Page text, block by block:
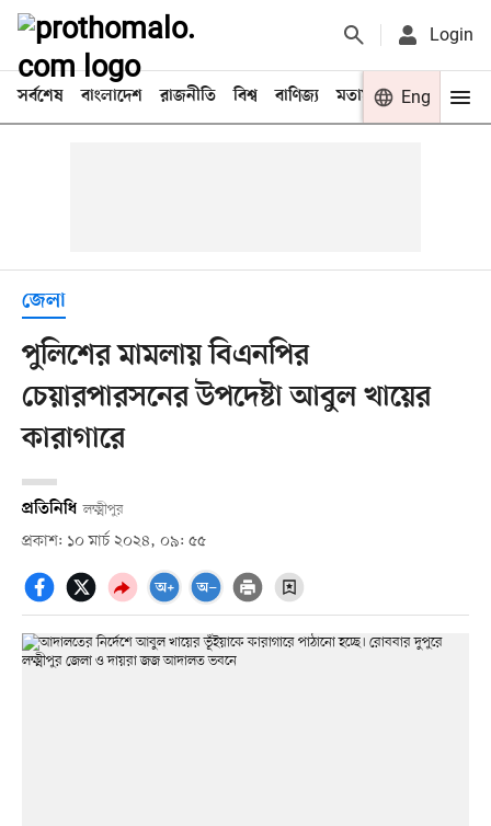
Login
সর্বশেষ বাংলাদেশ রাজনীতি বিশ্ব বাণিজ্য মতামত খেলা
Eng
জেলা
পুলিশের মামলায় বিএনপির
চেয়ারপারসনের উপদেষ্টা আবুল খায়ের
কারাগারে
প্রতিনিধি লক্ষ্মীপুর
প্রকাশ: ১০ মার্চ ২০২৪, ০৯: ৫৫